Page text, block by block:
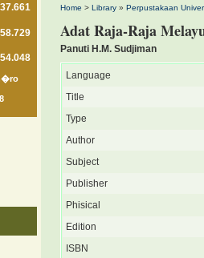
37.661
Home > Library » Perpustakaan
Adat Raja-Raja
Panuti H.M. Sudjiman
Language
Title
Type
Author
Subject
Publisher
Phisical
Edition
ISBN